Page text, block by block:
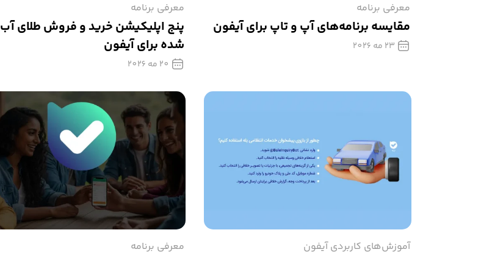
معرفی برنامه
مقایسه برنامه‌های آپ و تاپ برای آیفون
23 مه 2026
معرفی برنامه
پنج اپلیکیشن خرید و فروش طلای آب
شده برای آیفون
20 مه 2026
آموزش‌های کاربردی آیفون معرفی برنامه